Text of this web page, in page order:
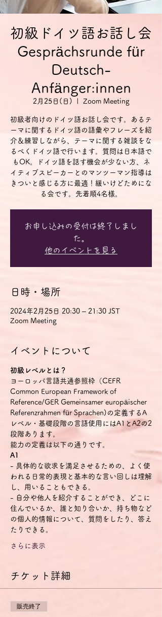
初級ドイツ語お話し会
Gesprächsrunde für
Deutsch-
Anfänger:innen
2月25日(日) Zoom Meeting
初級者向けのドイツ語お話し会です。あるテ
ーマに関するドイツ語の語彙やフレーズを紹
介＆練習しながら、テーマに関する雑談をな
るべくドイツ語で行います。質問は日本語で
もOK。ドイツ語を話す機会が少ない方、ネ
イティブスピーカーとのマンツーマン指導は
きついと感じる方に最適！緩いけどためにな
る会です。先着順4名様。
お申し込みの受付は終了しまし
た。
他のイベントを見る
日時・場所
2024年2月25日 20:30 – 21:30 JST
Zoom Meeting
イベントについて
初級レベルとは？
ヨーロッパ言語共通参照枠（CEFR
Common European Framework of
Reference/GER Gemeinsamer europäischer
Referenzrahmen für Sprachen)の定義するA
レベル・基礎段階の言語使用にはA1とA2の2
段階あります。
能力の定義は以下の通りです。
A1
- 具体的な欲求を満足させるための、よく使
われる日常的表現と基本的な言い回しは理解
し、用いることもできる。
- 自分や他人を紹介することができ、どこに
住んでいるか、誰と知り合いか、持ち物など
の個人的情報について、質問をしたり、答え
たりできる。
さらに表示
チケット詳細
販売終了